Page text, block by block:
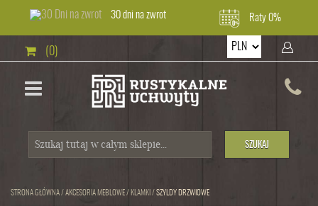
30 dni na zwrot Raty 0%
(0)
SZUKAJ
STRONA GŁÓWNA/ AKCESORIA MEBLOWE/ KLAMKI / SZYLDY DRZWIOWE